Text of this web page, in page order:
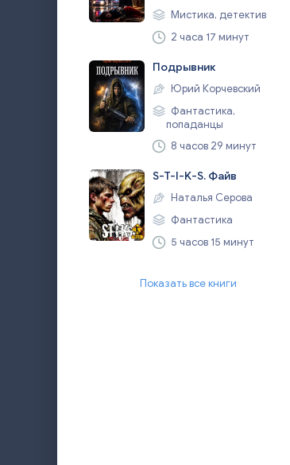
Мистика, детектив
2 часа 17 минут
Подрывник
Юрий Корчевский
Фантастика,
попаданцы
8 часов 29 минут
S-T-I-K-S. Файв
Наталья Серова
Фантастика
5 часов 15 минут
Показать все книги